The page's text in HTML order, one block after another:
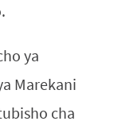
ya
Marekani
cha